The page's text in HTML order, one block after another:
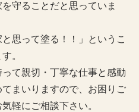
守ることだと思っていま
思って塗る！！」というこ
。
て親切・丁寧な仕事と感動
まいりますので、お困りご
軽にご相談下さい。